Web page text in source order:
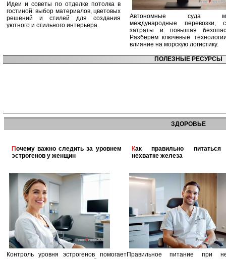
Идеи и советы по отделке потолка в
гостиной: выбор материалов, цветовых
решений и стилей для создания
уютного и стильного интерьера.
Автономные суда
международные перевозки,
затраты и повышая
Разберём ключевые
влияние на морскую логистику.
ПОЛЕЗНЫЕ РЕСУРСЫ
ЗДОРОВЬЕ
Почему важно следить за уровнем
эстрогенов у женщин
Контроль уровня эстрогенов помогает
Как правильно питаться при
нехватке железа
Правильное питание при